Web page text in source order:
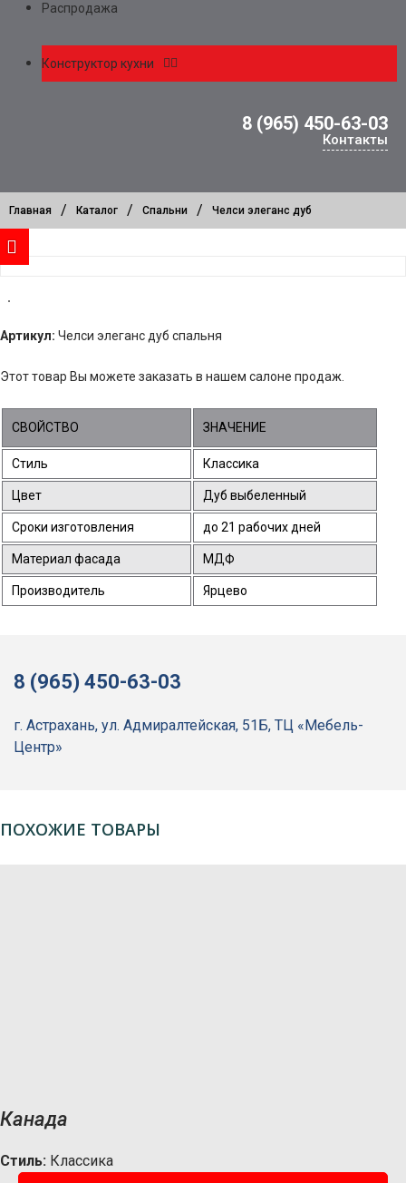
Распродажа
Конструктор кухни
8 (965) 450-63-03
Контакты
Главная / Каталог / Спальни / Челси элеганс дуб
Артикул: Челси элеганс дуб спальня
Этот товар Вы можете заказать в нашем салоне продаж.
СВОЙСТВО ЗНАЧЕНИЕ
Стиль Классика
Цвет Дуб выбеленный
Сроки изготовления до 21 рабочих дней
Материал фасада МДФ
Производитель Ярцево
8 (965) 450-63-03
г. Астрахань, ул. Адмиралтейская, 51Б, ТЦ «Мебель-
Центр»
ПОХОЖИЕ ТОВАРЫ
Канада
Стиль: Классика